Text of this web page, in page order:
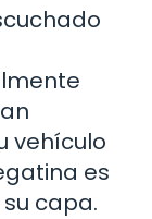
vehículo
es
capa.